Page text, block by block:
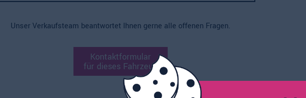
Unser Verkaufsteam beantwortet Ihnen gerne alle offenen Fragen.
Kontaktformular
für dieses Fahrzeug